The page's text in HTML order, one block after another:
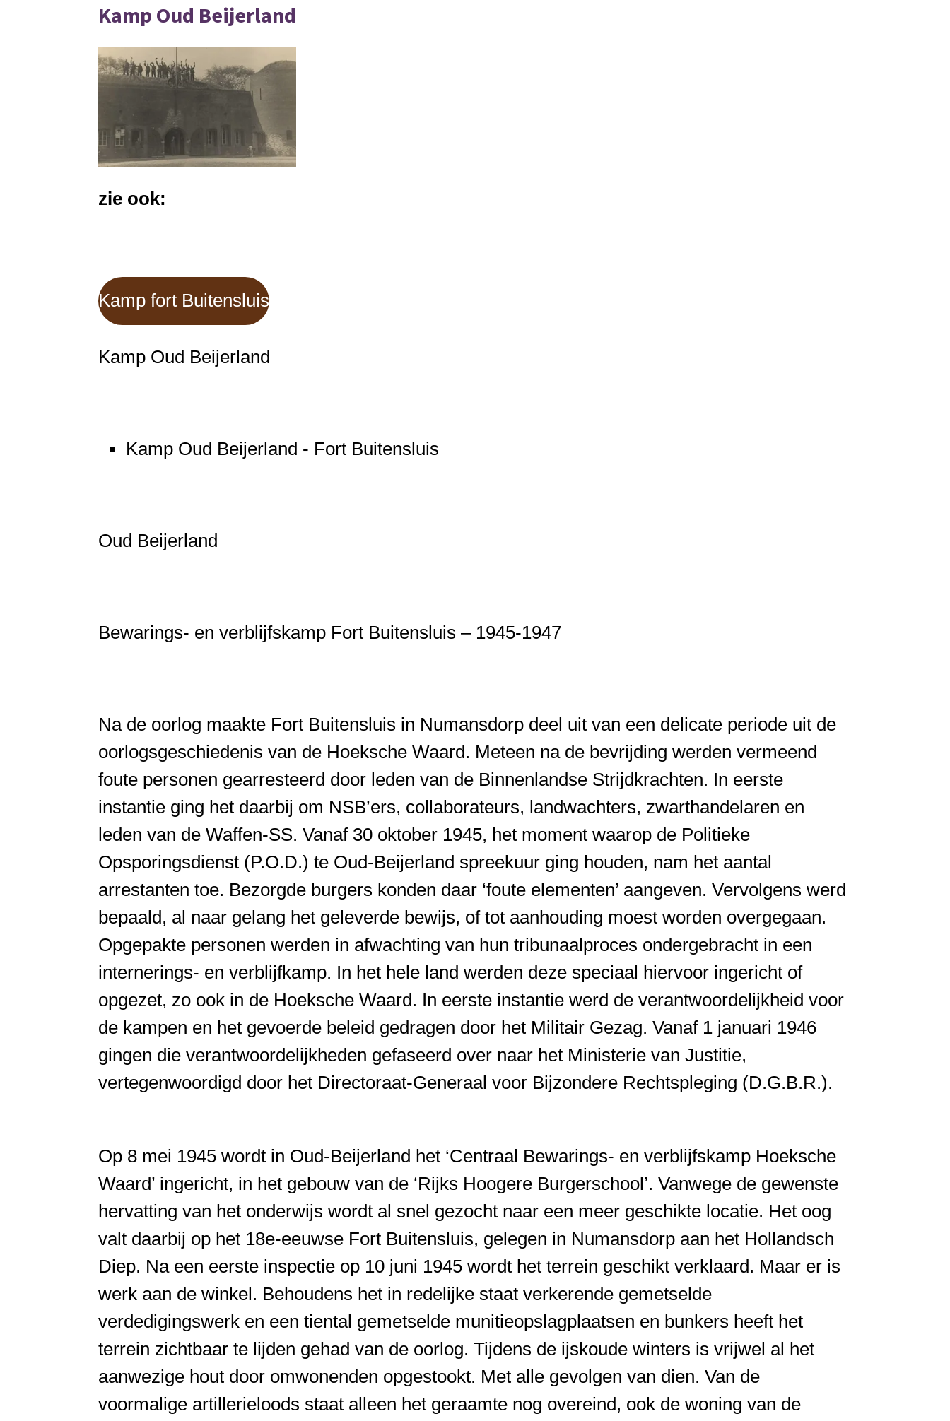
Kamp Oud Beijerland
zie ook:
Kamp fort Buitensluis
Kamp Oud Beijerland
Kamp Oud Beijerland - Fort Buitensluis
Oud Beijerland
Bewarings- en verblijfskamp Fort Buitensluis – 1945-1947
Na de oorlog maakte Fort Buitensluis in Numansdorp deel uit van een delicate periode uit de
oorlogsgeschiedenis van de Hoeksche Waard. Meteen na de bevrijding werden vermeend
foute personen gearresteerd door leden van de Binnenlandse Strijdkrachten. In eerste
instantie ging het daarbij om NSB’ers, collaborateurs, landwachters, zwarthandelaren en
leden van de Waffen-SS. Vanaf 30 oktober 1945, het moment waarop de Politieke
Opsporingsdienst (P.O.D.) te Oud-Beijerland spreekuur ging houden, nam het aantal
arrestanten toe. Bezorgde burgers konden daar ‘foute elementen’ aangeven. Vervolgens werd
bepaald, al naar gelang het geleverde bewijs, of tot aanhouding moest worden overgegaan.
Opgepakte personen werden in afwachting van hun tribunaalproces ondergebracht in een
internerings- en verblijfkamp. In het hele land werden deze speciaal hiervoor ingericht of
opgezet, zo ook in de Hoeksche Waard. In eerste instantie werd de verantwoordelijkheid voor
de kampen en het gevoerde beleid gedragen door het Militair Gezag. Vanaf 1 januari 1946
gingen die verantwoordelijkheden gefaseerd over naar het Ministerie van Justitie,
vertegenwoordigd door het Directoraat-Generaal voor Bijzondere Rechtspleging (D.G.B.R.).
Op 8 mei 1945 wordt in Oud-Beijerland het ‘Centraal Bewarings- en verblijfskamp Hoeksche
Waard’ ingericht, in het gebouw van de ‘Rijks Hoogere Burgerschool’. Vanwege de gewenste
hervatting van het onderwijs wordt al snel gezocht naar een meer geschikte locatie. Het oog
valt daarbij op het 18e-eeuwse Fort Buitensluis, gelegen in Numansdorp aan het Hollandsch
Diep. Na een eerste inspectie op 10 juni 1945 wordt het terrein geschikt verklaard. Maar er is
werk aan de winkel. Behoudens het in redelijke staat verkerende gemetselde
verdedigingswerk en een tiental gemetselde munitieopslagplaatsen en bunkers heeft het
terrein zichtbaar te lijden gehad van de oorlog. Tijdens de ijskoude winters is vrijwel al het
aanwezige hout door omwonenden opgestookt. Met alle gevolgen van dien. Van de
voormalige artillerieloods staat alleen het geraamte nog overeind, ook de woning van de